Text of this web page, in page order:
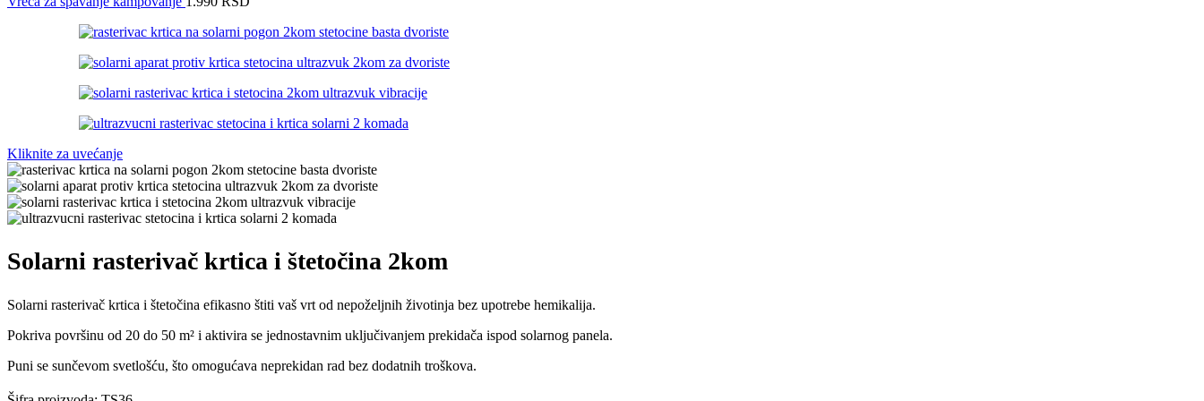
Kliknite za uvećanje
Solarni rasterivač krtica i štetočina 2kom
Solarni rasterivač krtica i štetočina efikasno štiti vaš vrt od nepoželjnih životinja bez upotrebe hemikalija.
Pokriva površinu od 20 do 50 m² i aktivira se jednostavnim uključivanjem prekidača ispod solarnog panela.
Puni se sunčevom svetlošću, što omogućava neprekidan rad bez dodatnih troškova.